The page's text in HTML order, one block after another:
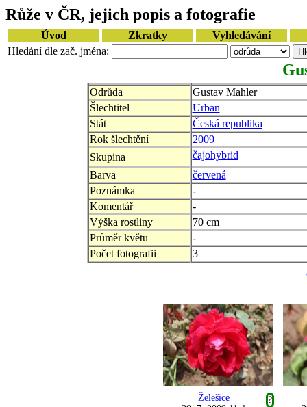
Růže v ČR, jejich popis a fotografie
Úvod Zkratky
Vyhledávání
Hledání dle zač. jména:
Odrůda
Gustav Mahler
Šlechtitel
Urban
Stát
Česká republika
Rok šlechtění
2009
Skupina
čajohybrid
Barva
červená
Poznámka
-
Komentář
-
Výška rostliny
70 cm
Průměr květu
-
Počet fotografii
3
Želešice
?